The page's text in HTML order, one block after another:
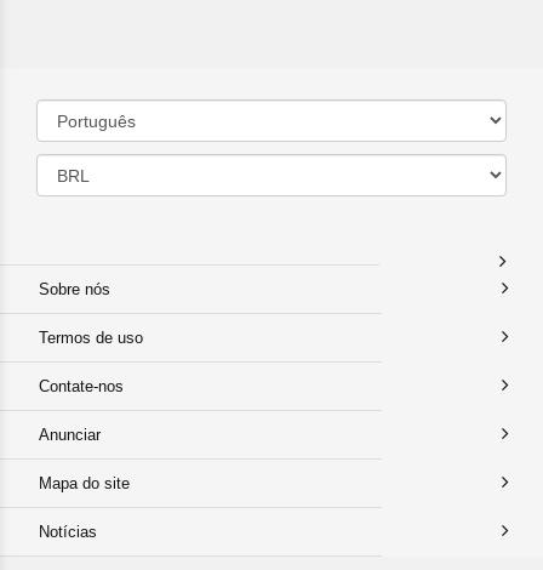
Sobre nós
Termos de uso
Contate-nos
Anunciar
Mapa do site
Notícias